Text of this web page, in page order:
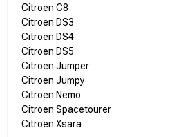
Citroen C8
Citroen DS3
Citroen DS4
Citroen DS5
Citroen Jumper
Citroen Jumpy
Citroen Nemo
Citroen Spacetourer
Citroen Xsara